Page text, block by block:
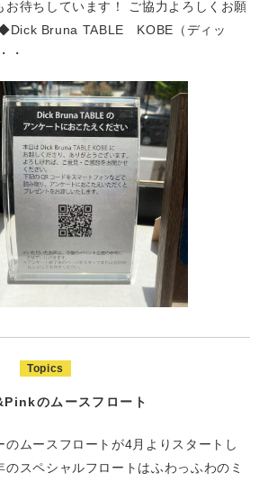
お待ちしています！ ご協力よろしくお願
Bruna TABLE KOBE（ディッ
・
Topics
のムースフロート
のムースフロートが4月よりスタートし
のスペシャルフロートはふわっふわのミ